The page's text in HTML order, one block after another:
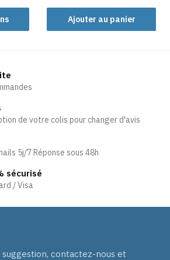
9,52 €
à
22,32 €
Ajouter au panier
de votre colis pour changer d'avis
5j/7 Réponse sous 48h
sécurisé
/ Visa
suggestion, contactez-nous et